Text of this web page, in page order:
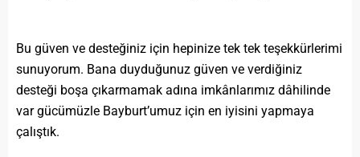
Bu güven ve desteğiniz için hepinize tek tek teşekkürlerimi
sunuyorum. Bana duyduğunuz güven ve verdiğiniz
desteği boşa çıkarmamak adına imkânlarımız dâhilinde
var gücümüzle Bayburt’umuz için en iyisini yapmaya
çalıştık.